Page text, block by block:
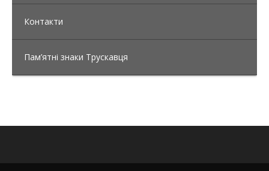
Контакти
Пам’ятні знаки Трускавця